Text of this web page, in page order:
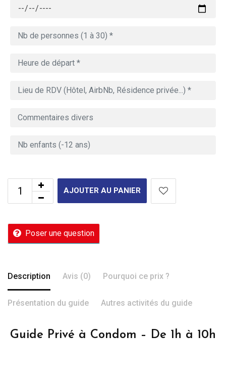
AJOUTER AU PANIER
Poser une question
Description Avis (0) Pourquoi ce prix ?
Présentation du guide Autres activités du guide
Guide Privé à Condom – De 1h à 10h